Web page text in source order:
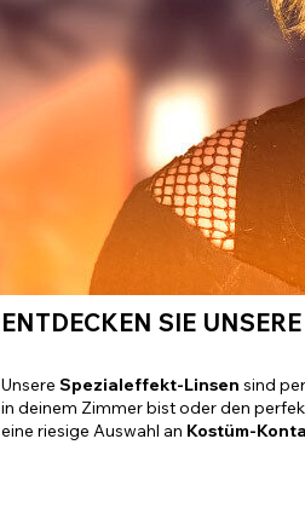
ENTDECKEN SIE
Unsere Spezialeffekt-Linsen sind
in deinem Zimmer bist oder den
eine riesige Auswahl an Kostüm-